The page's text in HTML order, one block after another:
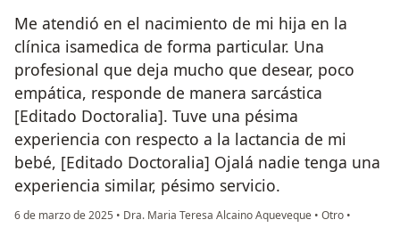
Me atendió en el nacimiento de mi hija en la
clínica isamedica de forma particular. Una
profesional que deja mucho que desear, poco
empática, responde de manera sarcástica
[Editado Doctoralia]. Tuve una pésima
experiencia con respecto a la lactancia de mi
bebé, [Editado Doctoralia] Ojalá nadie tenga una
experiencia similar, pésimo servicio.
6 de marzo de 2025 • Dra. Maria Teresa Alcaino Aqueveque • Otro •